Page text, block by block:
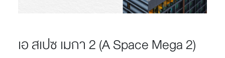
เอ สเปซ เมกา 2 (A Space Mega 2)